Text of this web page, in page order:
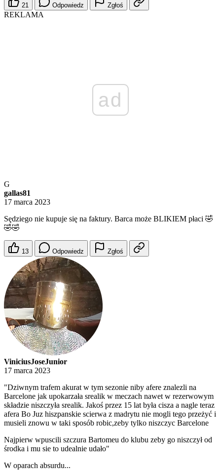
21 Odpowiedz Zgłoś
REKLAMA
ad
G
gallas81
17 marca 2023
Sędziego nie kupuje się na faktury. Barca może BLIKIEM płaci 🤣
🤣🤣
13 Odpowiedz Zgłoś
ViniciusJoseJunior
17 marca 2023
"Dziwnym trafem akurat w tym sezonie niby afere znalezli na
Barcelone jak upokarzała srealik w meczach nawet w rezerwowym
składzie niszczyła srealik. Jakoś przez 15 lat była cisza a nagle teraz
afera Bo Juz hiszpanskie scierwa z madrytu nie mogli tego przeżyć i
musieli znowu w taki sposób robic,zeby tylko niszczyc Barcelone
Najpierw wpuscili szczura Bartomeu do klubu zeby go niszczył od
środka i mu sie to udealnie udało"
W oparach absurdu...